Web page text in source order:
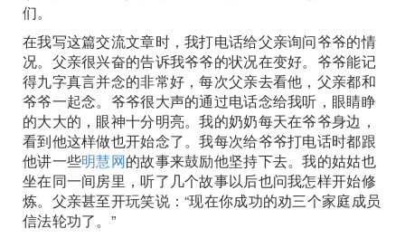
们。
在我写这篇交流文章时，我打电话给父亲询问爷爷的情
况。父亲很兴奋的告诉我爷爷的状况在变好。爷爷能记
得九字真言并念的非常好，每次父亲去看他，父亲都和
爷爷一起念。爷爷很大声的通过电话念给我听，眼睛睁
的大大的，眼神十分明亮。我的奶奶每天在爷爷身边，
看到他这样做也开始念了。我每次给爷爷打电话时都跟
他讲一些明慧网的故事来鼓励他坚持下去。我的姑姑也
坐在同一间房里，听了几个故事以后也问我怎样开始修
炼。父亲甚至开玩笑说：“现在你成功的劝三个家庭成员
信法轮功了。”